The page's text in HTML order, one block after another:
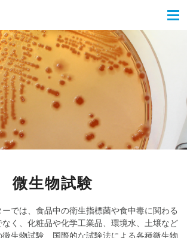
微生物試験
では、食品中の衛生指標菌や食中毒に関わる
く、化粧品や化学工業品、環境水、土壌など
生物試験、国際的な試験法による各種微生物